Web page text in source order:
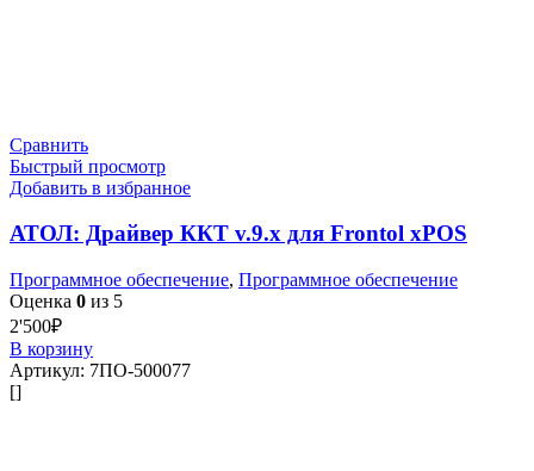
Сравнить
Быстрый просмотр
Добавить в избранное
АТОЛ: Драйвер ККТ v.9.x для Frontol xPOS
Программное обеспечение, Программное обеспечение
Оценка 0 из 5
2'500₽
В корзину
Артикул: 7ПО-500077
[]